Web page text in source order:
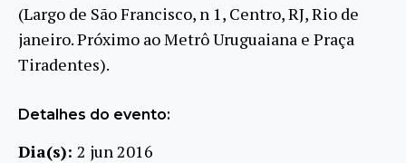
(Largo de São Francisco, n 1, Centro, RJ, Rio de
janeiro. Próximo ao Metrô Uruguaiana e Praça
Tiradentes).
Detalhes do evento:
Dia(s): 2 jun 2016